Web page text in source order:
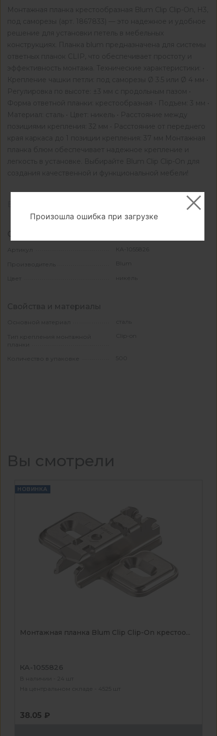
Монтажная планка крестообразная Blum Clip Clip-On, Н3,
под саморезы (арт. 1867833) — это надежное и удобное
решение для установки петель в мебельных
конструкциях. Планка blum предназначена для системы
ответных планок CLIP, что обеспечивает простоту и
эффективность монтажа. Технические характеристики: •
Крепление чашки петли: под саморезы Ø 3.5 или Ø 4 мм •
Регулировка по высоте: ±3 мм с продольным пазом •
Форма ответной планки: крестообразная • Подъем: 3 мм •
Материал: сталь • Цвет: никель • Расстояние между
позициями крепления: 32 мм • Расстояние от переднего
края каркаса до 1 позиции крепления: 37 мм Монтажная
планка блюм обеспечивает надежное крепление и
легкость в установке. Выбирайте Blum Clip Clip-On для
создания качественной и функциональной мебели!
Основные
Артикул КА-1055826
Производитель Blum
Цвет никель
Свойства и материалы
Основной материал сталь
Тип крепления монтажной
планки
Clip-on
Количество в упаковке 500
Вы смотрели
НОВИНКА
Монтажная планка Blum Clip Clip-On крестоо...
КА-1055826
В наличии - 24 шт
На центральном складе - 4525 шт
38.05 ₽
Произошла ошибка при загрузке